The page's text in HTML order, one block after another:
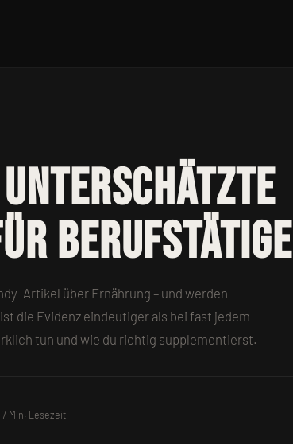
unterschätzte
Berufstätige
Artikel über Ernährung – und werden
die Evidenz eindeutiger als bei fast jedem
tun und wie du richtig supplementierst.
Min. Lesezeit